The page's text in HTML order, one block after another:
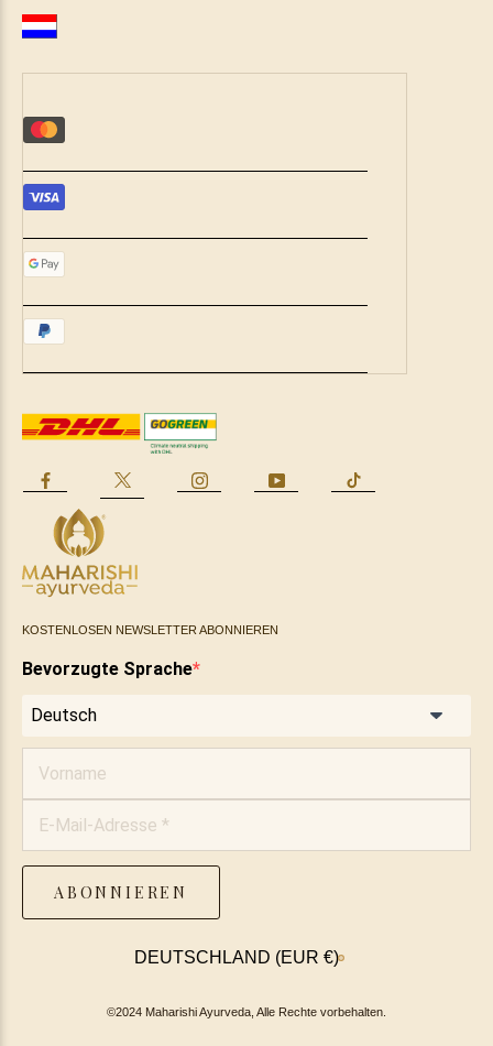
KOSTENLOSEN NEWSLETTER ABONNIEREN
Bevorzugte Sprache
ABONNIEREN
Land/Region
DEUTSCHLAND (EUR €)
©2024 Maharishi Ayurveda, Alle Rechte vorbehalten.